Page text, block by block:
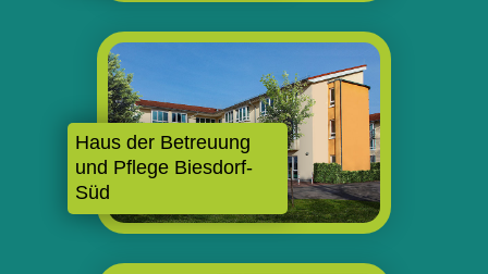
Haus der Betreuung
und Pflege Biesdorf-
Süd